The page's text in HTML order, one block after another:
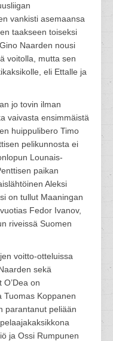
vankisti asemaansa
taakseen toiseksi
Naarden nousi
voitolla, mutta sen
eli Ettalle ja
jo tovin ilman
vaivasta ensimmäistä
huippulibero Timo
pelikunnosta ei
Lounais-
paikan
Aleksi
on tullut Maaningan
Fedor Ivanov,
riveissä Suomen
voitto-otteluissa
sekä
on
Tuomas Koppanen
parantanut peliään
ja Ossi Rumpunen